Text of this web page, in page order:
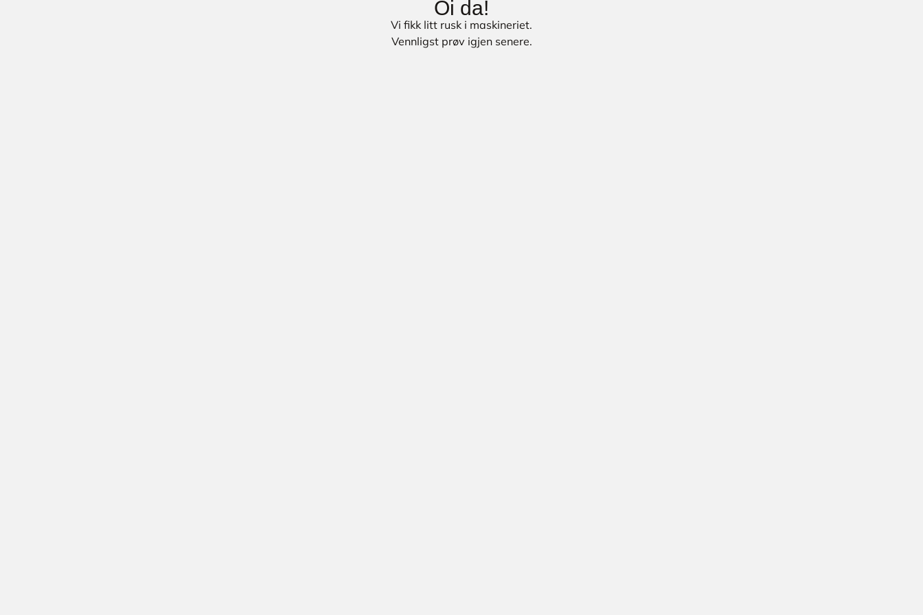
Oi da!
Vi fikk litt rusk i maskineriet.
Vennligst prøv igjen senere.